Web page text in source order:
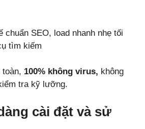
chuẩn SEO, load nhanh nhẹ tối
tìm kiếm
toàn, 100% không virus, không
tra kỹ lưỡng.
cài đặt và sử